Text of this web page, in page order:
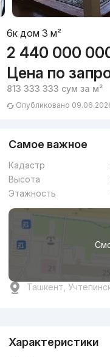
6к дом 3 м²
2 440 000
Цена по
813 333 333 сум за м²
Опубликовано
Самое важное
Кадастр
Высота
Этажность
Ташкент,
Характеристики